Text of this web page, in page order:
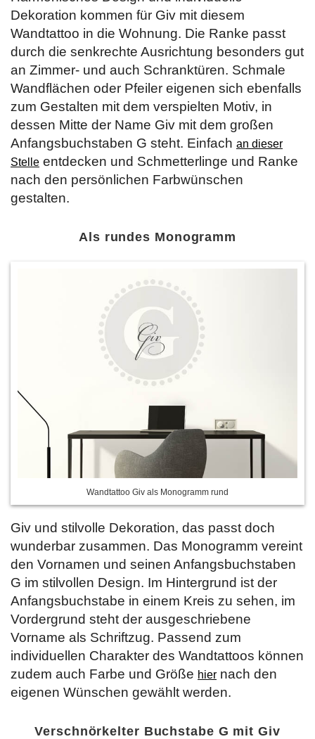
Dekoration kommen für Giv mit diesem
Wandtattoo in die Wohnung. Die Ranke passt
durch die senkrechte Ausrichtung besonders gut
an Zimmer- und auch Schranktüren. Schmale
Wandflächen oder Pfeiler eigenen sich ebenfalls
zum Gestalten mit dem verspielten Motiv, in
dessen Mitte der Name Giv mit dem großen
Anfangsbuchstaben G steht. Einfach an dieser
Stelle entdecken und Schmetterlinge und Ranke
nach den persönlichen Farbwünschen
gestalten.
Als rundes Monogramm
Wandtattoo Giv als Monogramm rund
Giv und stilvolle Dekoration, das passt doch
wunderbar zusammen. Das Monogramm vereint
den Vornamen und seinen Anfangsbuchstaben
G im stilvollen Design. Im Hintergrund ist der
Anfangsbuchstabe in einem Kreis zu sehen, im
Vordergrund steht der ausgeschriebene
Vorname als Schriftzug. Passend zum
individuellen Charakter des Wandtattoos können
zudem auch Farbe und Größe hier nach den
eigenen Wünschen gewählt werden.
Verschnörkelter Buchstabe G mit Giv